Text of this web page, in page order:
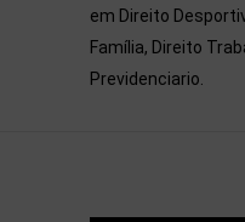
em Direito
Família, Direito
Previdenciario.